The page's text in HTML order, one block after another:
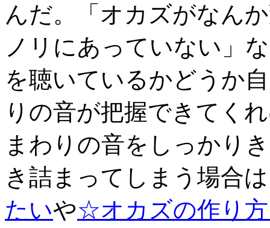
んだ。「オカズがなん
ノリにあっていない」
を聴いているかどうか
りの音が把握できてく
まわりの音をしっかり
き詰まってしまう場合
たいや☆オカズの作り